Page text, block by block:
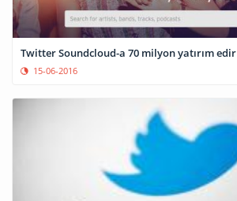
Twitter Soundcloud-a 70 milyon yatırım edir
15-06-2016